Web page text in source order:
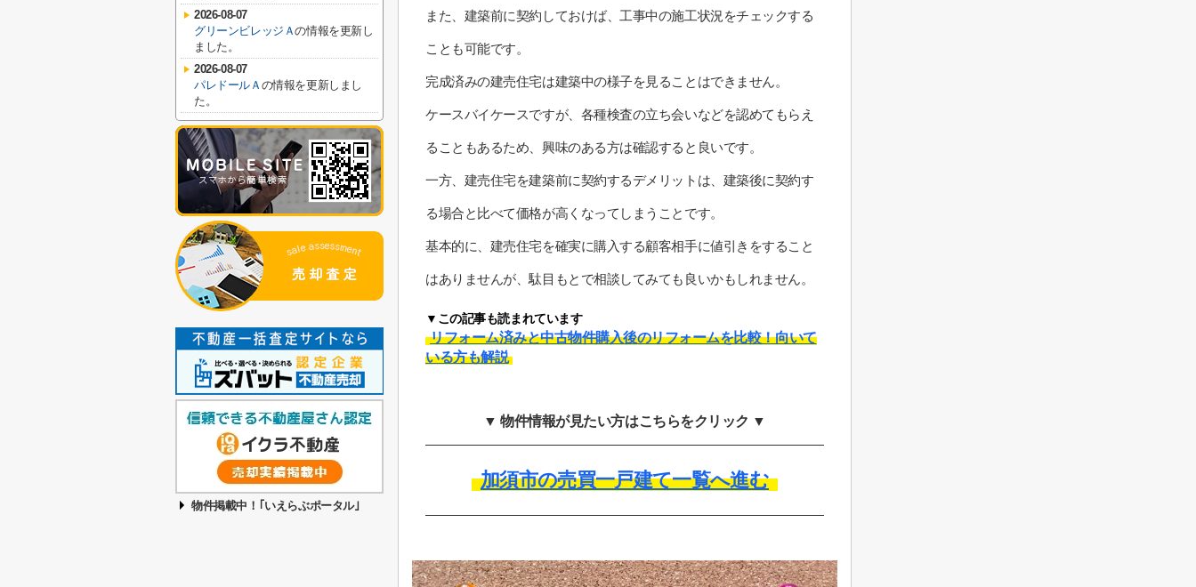
また、建築前に契約しておけば、工事中の施工状況をチェックする
ことも可能です。
完成済みの建売住宅は建築中の様子を見ることはできません。
ケースバイケースですが、各種検査の立ち会いなどを認めてもらえ
ることもあるため、興味のある方は確認すると良いです。
一方、建売住宅を建築前に契約するデメリットは、建築後に契約す
る場合と比べて価格が高くなってしまうことです。
基本的に、建売住宅を確実に購入する顧客相手に値引きをすること
はありませんが、駄目もとで相談してみても良いかもしれません。
▼この記事も読まれています
リフォーム済みと中古物件購入後のリフォームを比較！向いて
いる方も解説
▼ 物件情報が見たい方はこちらをクリック ▼
加須市の売買一戸建て一覧へ進む
2026-08-07
グリーンビレッジＡの情報を更新し
ました。
2026-08-07
パレドールＡ の情報を更新しまし
た。
物件掲載中！｢いえらぶポータル｣